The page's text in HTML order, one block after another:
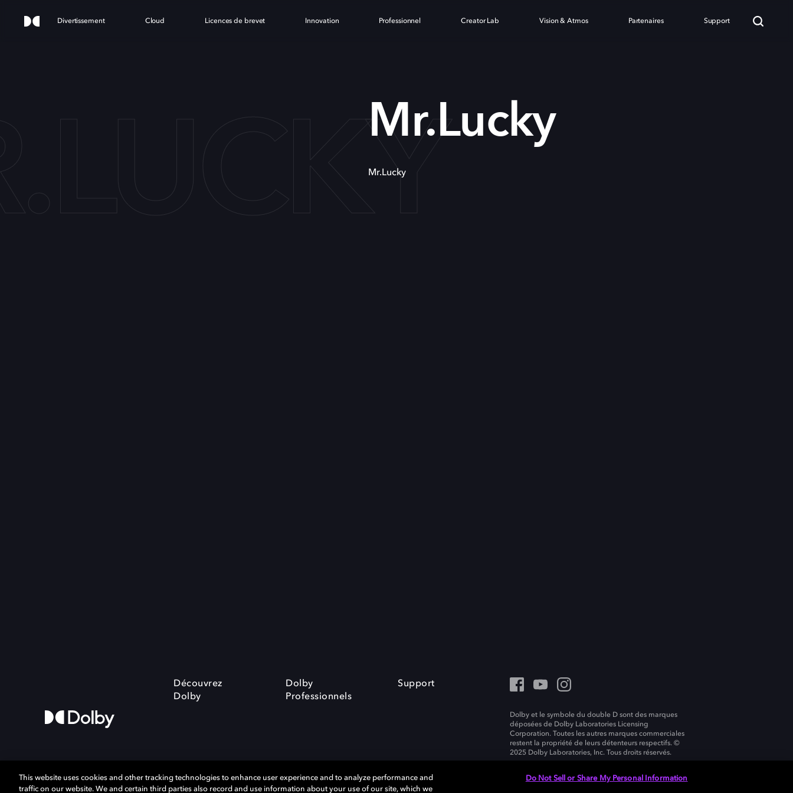
Divertissement Cloud Licences de brevet Innovation Professionnel Creator Lab Vision & Atmos Partenaires Support
Mr.Lucky
Mr.Lucky
Découvrez
Dolby
Dolby
Professionnels
Support
Dolby et le symbole du double D sont des marques
déposées de Dolby Laboratories Licensing
Corporation. Toutes les autres marques commerciales
restent la propriété de leurs détenteurs respectifs. ©
2025 Dolby Laboratories, Inc. Tous droits réservés.
This website uses cookies and other tracking technologies to enhance user experience and to analyze performance and
traffic on our website. We and certain third parties also record and use information about your use of our site, which we
Do Not Sell or Share My Personal Information